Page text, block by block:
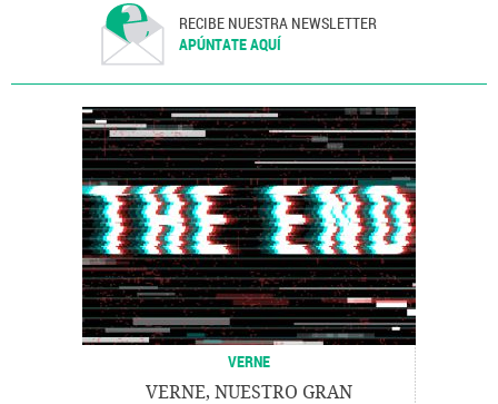
RECIBE NUESTRA NEWSLETTER
APÚNTATE AQUÍ
VERNE
VERNE, NUESTRO GRAN